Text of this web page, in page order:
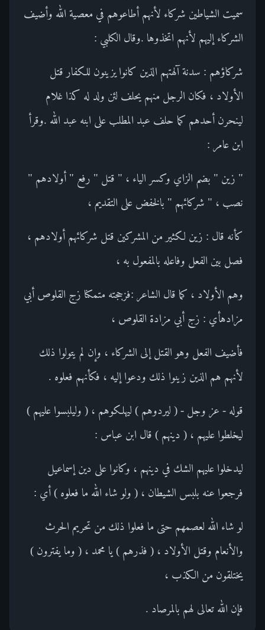
سميت الشياطين شركاء لأنهم أطاعوهم في معصية الله وأضيف
الشركاء إليهم لأنهم اتخذوها .وقال الكلبي :
شركاؤهم : سدنة آلهتهم الذين كانوا يزينون للكفار قتل
الأولاد ، فكان الرجل منهم يحلف لئن ولد له كذا غلام
لينحرن أحدهم كما حلف عبد المطلب على ابنه عبد الله .وقرأ
ابن عامر :
" زين " بضم الزاي وكسر الياء ، " قتل " رفع " أولادهم "
نصب ، " شركائهم " بالخفض على التقديم ،
كأنه قال : زين لكثير من المشركين قتل شركائهم أولادهم ،
فصل بين الفعل وفاعله بالمفعول به ،
وهم الأولاد ، كما قال الشاعر :فزججته متمكنا زج القلوص أبي
مزادهأي : زج أبي مزادة القلوص ،
فأضيف الفعل وهو القتل إلى الشركاء ، وإن لم يتولوا ذلك
لأنهم هم الذين زينوا ذلك ودعوا إليه ، فكأنهم فعلوه .
قوله - عز وجل - ( ليردوهم ) ليهلكوهم ، ( وليلبسوا عليهم )
ليخلطوا عليهم ، ( دينهم ) قال ابن عباس :
ليدخلوا عليهم الشك في دينهم ، وكانوا على دين إسماعيل
فرجعوا عنه بلبس الشيطان ، ( ولو شاء الله ما فعلوه ) أي :
لو شاء الله لعصمهم حتى ما فعلوا ذلك من تحريم الحرث
والأنعام وقتل الأولاد ، ( فذرهم ) يا محمد ، ( وما يفترون )
يختلقون من الكذب ،
فإن الله تعالى لهم بالمرصاد .